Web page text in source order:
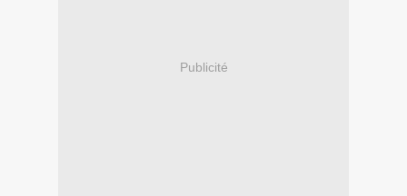
Publicité